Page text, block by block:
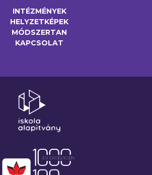
INTÉZMÉNYEK
HELYZETKÉPEK
MÓDSZERTAN
KAPCSOLAT